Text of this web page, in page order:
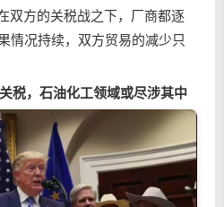
双方的关税战之下，厂商都逐
情况持续，双方贸易的减少只
税，石油化工领域或尽涉其中